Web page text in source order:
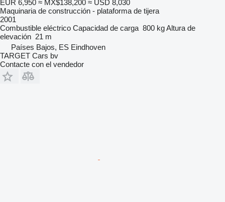
EUR 6,950 ≈ MX$138,200 ≈ USD 8,030
Maquinaria de construcción - plataforma de tijera
2001
Combustible eléctrico Capacidad de carga 800 kgAltura de
elevación 21 m
Países Bajos, ES Eindhoven
TARGET Cars bv
Contacte con el vendedor